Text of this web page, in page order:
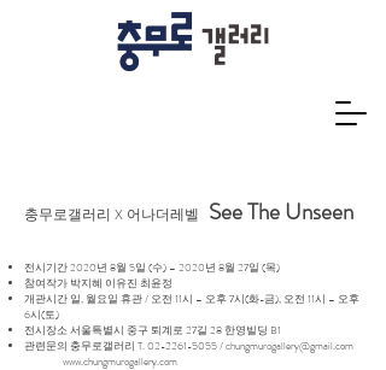
충무로갤러리 X 어나더레벨 See The Unseen
전시기간 2020년 8월 5일 (수) – 2020년 8월 27일 (목)
참여작가 박지혜 이유진 최윤정
개관시간 일, 월요일 휴관 / 오전 11시 – 오후 7시(화-금), 오전 11시 – 오후
6시(토)
전시장소 서울특별시 중구 퇴계로 27길 28 한영빌딩 B1
관련문의 충무로갤러리 T.02-2261-5055/chungmurogallery@gmail.com
www.chungmurogallery.com